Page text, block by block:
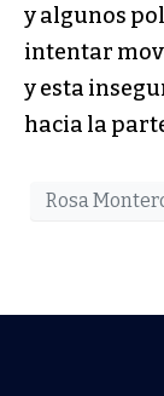
y algunos
intentar
y esta
hacia la
Rosa